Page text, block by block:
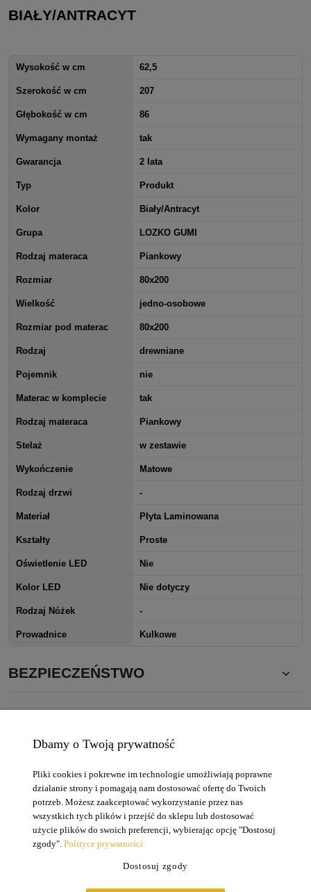
BIAŁY/ANTRACYT
Wysokość w cm 62,5
Szerokość w cm 207
Głębokość w cm 86
Wymagany montaż tak
Gwarancja 2 lata
Typ Produkt
Kolor Biały/Antracyt
Grupa LOZKO GUMI
Rodzaj materaca Piankowy
Rozmiar 80x200
Wielkość jedno-osobowe
Rozmiar pod materac 80x200
Rodzaj drewniane
Pojemnik nie
Materac w komplecie tak
Rodzaj materaca Piankowy
Stelaż w zestawie
Wykończenie Matowe
Rodzaj drzwi -
Materiał Płyta Laminowana
Kształty Proste
Oświetlenie LED Nie
Kolor LED Nie dotyczy
Rodzaj Nóżek -
Prowadnice Kulkowe
BEZPIECZEŃSTWO
Zakupy
Moje konto
Informacje
Dbamy o Twoją prywatność
Pliki cookies i pokrewne im technologie umożliwiają poprawne
działanie strony i pomagają nam dostosować ofertę do Twoich
potrzeb. Możesz zaakceptować wykorzystanie przez nas
wszystkich tych plików i przejść do sklepu lub dostosować
użycie plików do swoich preferencji, wybierając opcję "Dostosuj
zgody". Polityce prywatności.
Dostosuj zgody